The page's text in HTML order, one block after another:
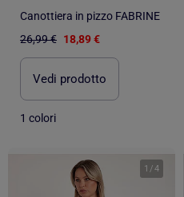
Canottiera in pizzo FABRINE
26,99 € 18,89 €
Vedi prodotto
1 colori
1 /4